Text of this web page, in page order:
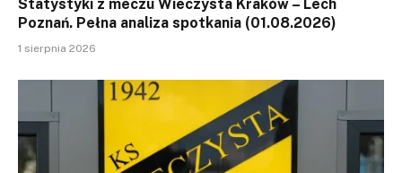
Statystyki z meczu Wieczysta Kraków – Lech
Poznań. Pełna analiza spotkania (01.08.2026)
1 sierpnia 2026